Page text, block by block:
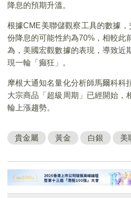
降息的預期升溫。
根據CME美聯儲觀察工具的數據
份降息的可能性約為70%，相較此
為，美國宏觀數據的表現，導致近
現一輪「癫狂」。
摩根大通知名量化分析師馬爾科科
大宗商品「超級周期」已經開始，
輪上漲趨勢。
貴金屬 黃金 白銀 美